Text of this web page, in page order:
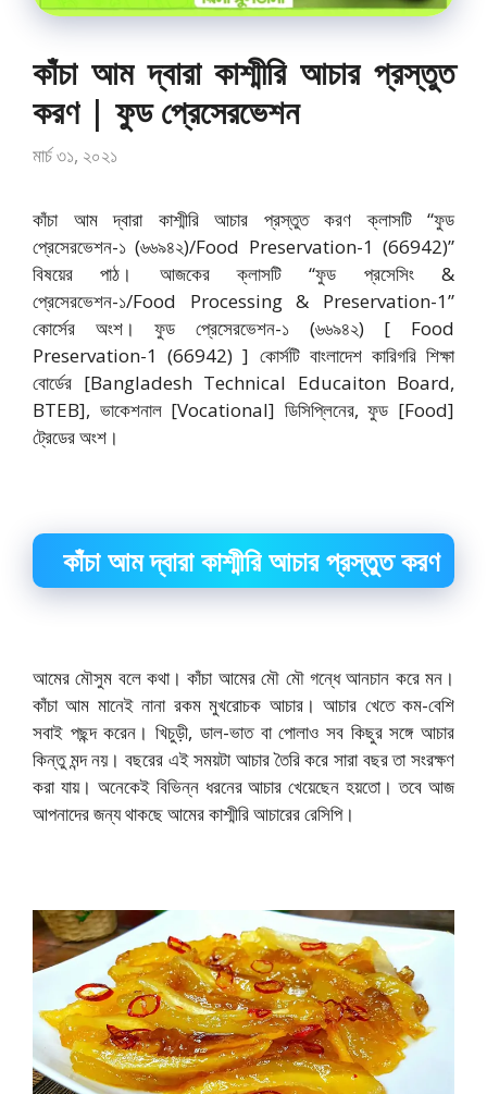
কাঁচা আম দ্বারা কাশ্মীরি আচার প্রস্তুত
করণ | ফুড প্রেসেরভেশন
মার্চ ৩১, ২০২১
কাঁচা আম দ্বারা কাশ্মীরি আচার প্রস্তুত করণ ক্লাসটি “ফুড
প্রেসেরভেশন-১ (৬৬৯৪২)/Food Preservation-1 (66942)”
বিষয়ের পাঠ। আজকের ক্লাসটি “ফুড প্রসেসিং &
প্রেসেরভেশন-১/Food Processing & Preservation-1”
কোর্সের অংশ। ফুড প্রেসেরভেশন-১ (৬৬৯৪২) [ Food
Preservation-1 (66942) ] কোর্সটি বাংলাদেশ কারিগরি শিক্ষা
বোর্ডের [Bangladesh Technical Educaiton Board,
BTEB], ভাকেশনাল [Vocational] ডিসিপ্লিনের, ফুড [Food]
ট্রেডের অংশ।
কাঁচা আম দ্বারা কাশ্মীরি আচার প্রস্তুত করণ
আমের মৌসুম বলে কথা। কাঁচা আমের মৌ মৌ গন্ধে আনচান করে মন।
কাঁচা আম মানেই নানা রকম মুখরোচক আচার। আচার খেতে কম-বেশি
সবাই পছন্দ করেন। খিচুড়ী, ডাল-ভাত বা পোলাও সব কিছুর সঙ্গে আচার
কিন্তু মন্দ নয়। বছরের এই সময়টা আচার তৈরি করে সারা বছর তা সংরক্ষণ
করা যায়। অনেকেই বিভিন্ন ধরনের আচার খেয়েছেন হয়তো। তবে আজ
আপনাদের জন্য থাকছে আমের কাশ্মীরি আচারের রেসিপি।